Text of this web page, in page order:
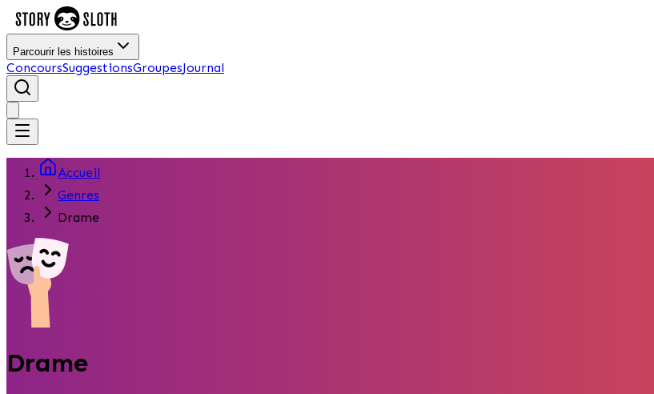
Parcourir les histoires
ConcoursSuggestionsGroupesJournal
Accueil
Genres
Drame
Drame